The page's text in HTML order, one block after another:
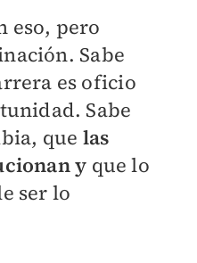
eso, pero
Sabe
es oficio
Sabe
que las
y que lo
ser lo